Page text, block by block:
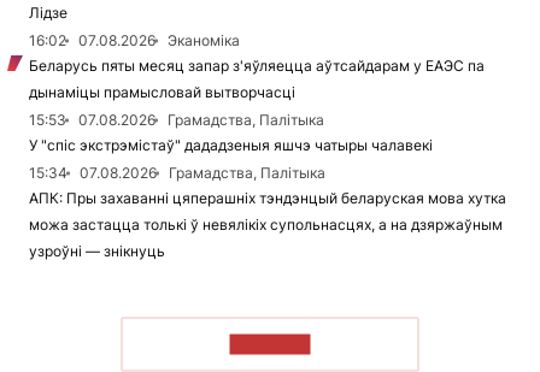
Лідзе
16:02
07.08.2026
Эканоміка
Беларусь пяты месяц запар з'яўляецца аўтсайдарам у ЕАЭС па
дынаміцы прамысловай вытворчасці
15:53
07.08.2026
Грамадства, Палітыка
У "спіс экстрэмістаў" дададзеныя яшчэ чатыры чалавекі
15:34
07.08.2026
Грамадства, Палітыка
АПК: Пры захаванні цяперашніх тэндэнцый беларуская мова хутка
можа застацца толькі ў невялікіх супольнасцях, а на дзяржаўным
узроўні — знікнуць